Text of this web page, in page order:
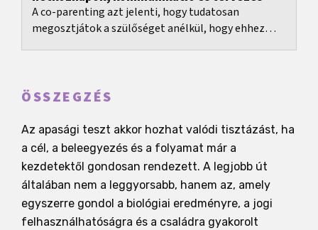
A co-parenting azt jelenti, hogy tudatosan
megosztjátok a szülőséget anélkül, hogy ehhez
ÖSSZEGZÉS
Az apasági teszt akkor hozhat valódi tisztázást, ha
a cél, a beleegyezés és a folyamat már a
kezdetektől gondosan rendezett. A legjobb út
általában nem a leggyorsabb, hanem az, amely
egyszerre gondol a biológiai eredményre, a jogi
felhasználhatóságra és a családra gyakorolt